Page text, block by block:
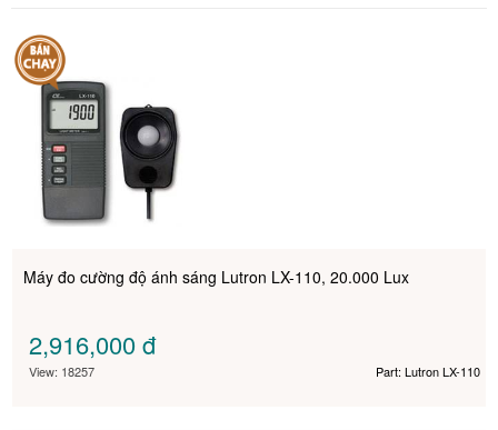
Máy đo cường độ ánh sáng Lutron LX-110, 20.000 Lux
2,916,000đ
View: 18257 Part: Lutron LX-110